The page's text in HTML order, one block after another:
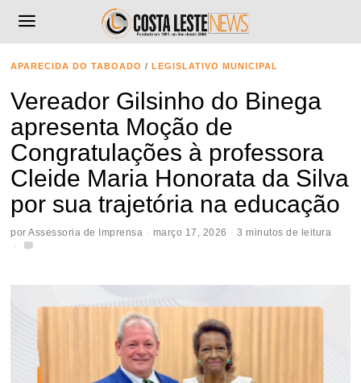
APARECIDA DO TABOADO / LEGISLATIVO MUNICIPAL
Vereador Gilsinho do Binega
apresenta Moção de
Congratulações à professora
Cleide Maria Honorata da Silva
por sua trajetória na educação
porAssessoria de Imprensa março 17, 2026 3 minutos de leitura